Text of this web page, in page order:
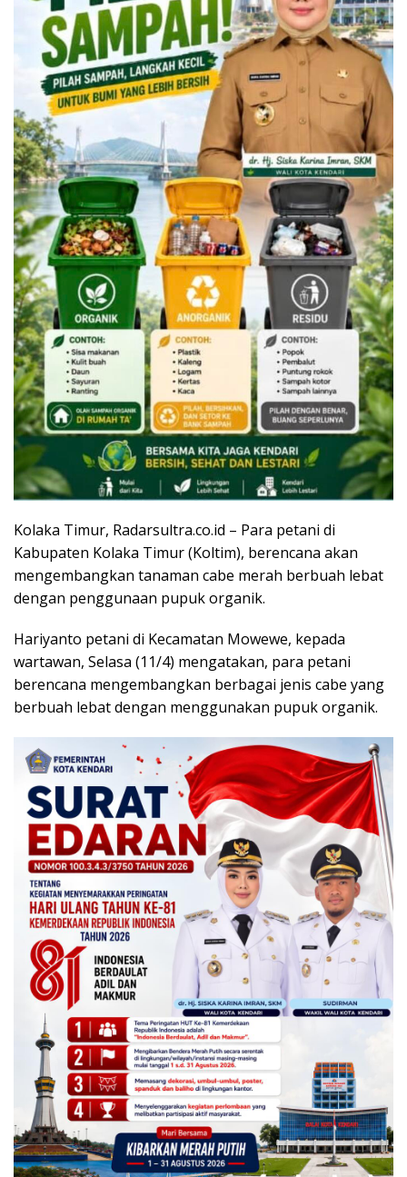
Kolaka Timur, Radarsultra.co.id – Para petani di
Kabupaten Kolaka Timur (Koltim), berencana akan
mengembangkan tanaman cabe merah berbuah lebat
dengan penggunaan pupuk organik.
Hariyanto petani di Kecamatan Mowewe, kepada
wartawan, Selasa (11/4) mengatakan, para petani
berencana mengembangkan berbagai jenis cabe yang
berbuah lebat dengan menggunakan pupuk organik.